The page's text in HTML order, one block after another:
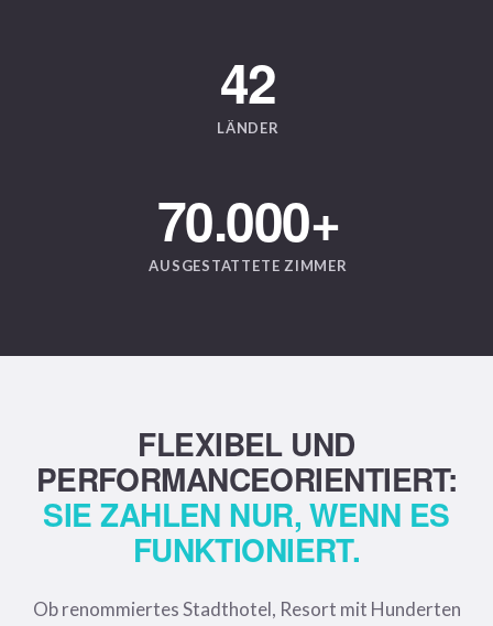
42
LÄNDER
70.000+
AUSGESTATTETE ZIMMER
FLEXIBEL UND
PERFORMANCEORIENTIERT:
SIE ZAHLEN NUR, WENN ES
FUNKTIONIERT.
Ob renommiertes Stadthotel, Resort mit Hunderten